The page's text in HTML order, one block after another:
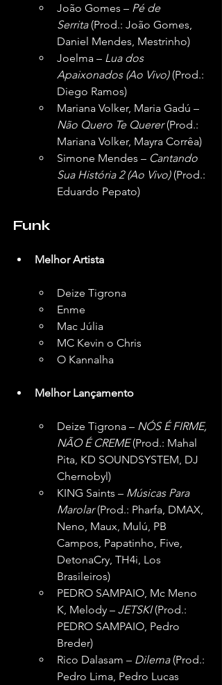
João Gomes – Pé de
Serrita (Prod.: João Gomes,
Daniel Mendes, Mestrinho)
Joelma – Lua dos
Apaixonados (Ao Vivo) (Prod.:
Diego Ramos)
Mariana Volker, Maria Gadú –
Não Quero Te Querer (Prod.:
Mariana Volker, Mayra Corrêa)
Simone Mendes – Cantando
Sua História 2 (Ao Vivo) (Prod.:
Eduardo Pepato)
Funk
Melhor Artista
Deize Tigrona
Enme
Mac Júlia
MC Kevin o Chris
O Kannalha
Melhor Lançamento
Deize Tigrona – NÓS É FIRME,
NÃO É CREME (Prod.: Mahal
Pita, KD SOUNDSYSTEM, DJ
Chernobyl)
KING Saints – Músicas Para
Marolar (Prod.: Pharfa, DMAX,
Neno, Maux, Mulú, PB
Campos, Papatinho, Five,
DetonaCry, TH4i, Los
Brasileiros)
PEDRO SAMPAIO, Mc Meno
K, Melody – JETSKI (Prod.:
PEDRO SAMPAIO, Pedro
Breder)
Rico Dalasam – Dilema (Prod.:
Pedro Lima, Pedro Lucas